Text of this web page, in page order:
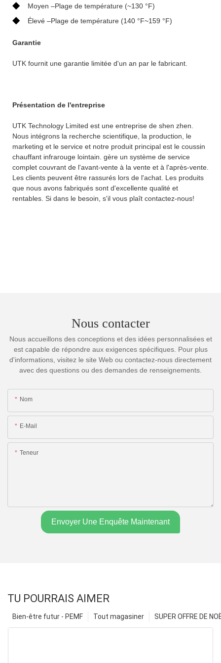
◆ Moyen –Plage de température (~130 °F)
◆ Élevé –Plage de température (140 °F~159 °F)
Garantie
UTK fournit une garantie limitée d'un an par le fabricant.
Présentation de l'entreprise
UTK Technology Limited est une entreprise de shen zhen.
Nous intégrons la recherche scientifique, la production, le
marketing et le service et notre produit principal est le coussin
chauffant infrarouge lointain. gère un système de service
complet couvrant de l'avant-vente à la vente et à l'après-vente.
Les clients peuvent être rassurés lors de l'achat. Les produits
que nous avons fabriqués sont d'excellente qualité et
rentables. Si dans le besoin, s'il vous plaît contactez-nous!
Nous contacter
Nous accueillons des conceptions et des idées personnalisées et
est capable de répondre aux exigences spécifiques. Pour plus
d'informations, visitez le site Web ou contactez-nous directement
avec des questions ou des demandes de renseignements.
Nom
E-Mail
Teneur
Envoyer Une Enquête Maintenant
TU POURRAIS AIMER
SUPER OFFRE DE
Tout magasiner
Bien-être futur - PEMF